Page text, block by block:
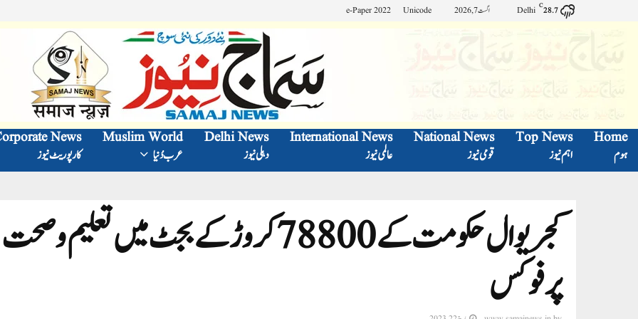
28.7
C
Delhi اگست 7, 2026 Unicode
e-Paper 2022
Home
ہوم
Top News
اہم نیوز
National News
قومی نیوز
International News
عالمی نیوز
Delhi News
دہلی نیوز
Muslim World
عرب دُنیا
News
کارپوریٹ نیوز
کجریوال حکومت کے 78800کروڑ کے بجٹ میں تعلیم وصحت
پر فوکس